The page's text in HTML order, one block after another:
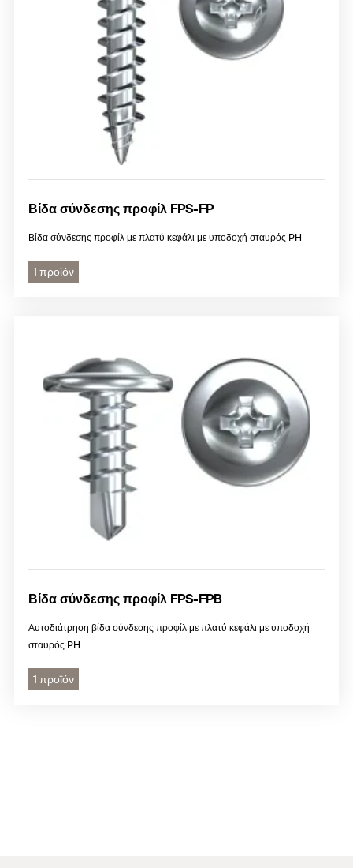
Βίδα σύνδεσης προφίλ FPS-FP
Βίδα σύνδεσης προφίλ με πλατύ κεφάλι με υποδοχή σταυρός PH
1 προϊόν
Βίδα σύνδεσης προφίλ FPS-FPB
Αυτοδιάτρηση βίδα σύνδεσης προφίλ με πλατύ κεφάλι με υποδοχή
σταυρός PH
1 προϊόν